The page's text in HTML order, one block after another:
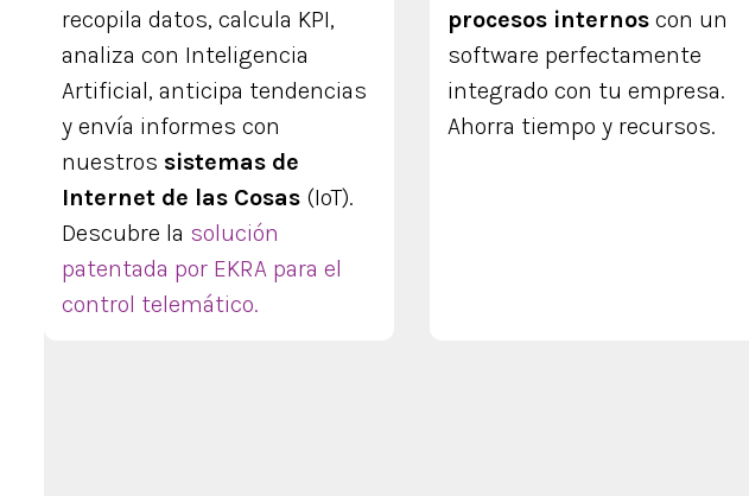
recopila datos, calcula KPI,
analiza con Inteligencia
Artificial, anticipa tendencias
y envía informes con
nuestros sistemas de
Internet de las Cosas (IoT).
Descubre la solución
patentada por EKRA para el
control telemático.
procesos internos con un
software perfectamente
integrado con tu empresa.
Ahorra tiempo y recursos.